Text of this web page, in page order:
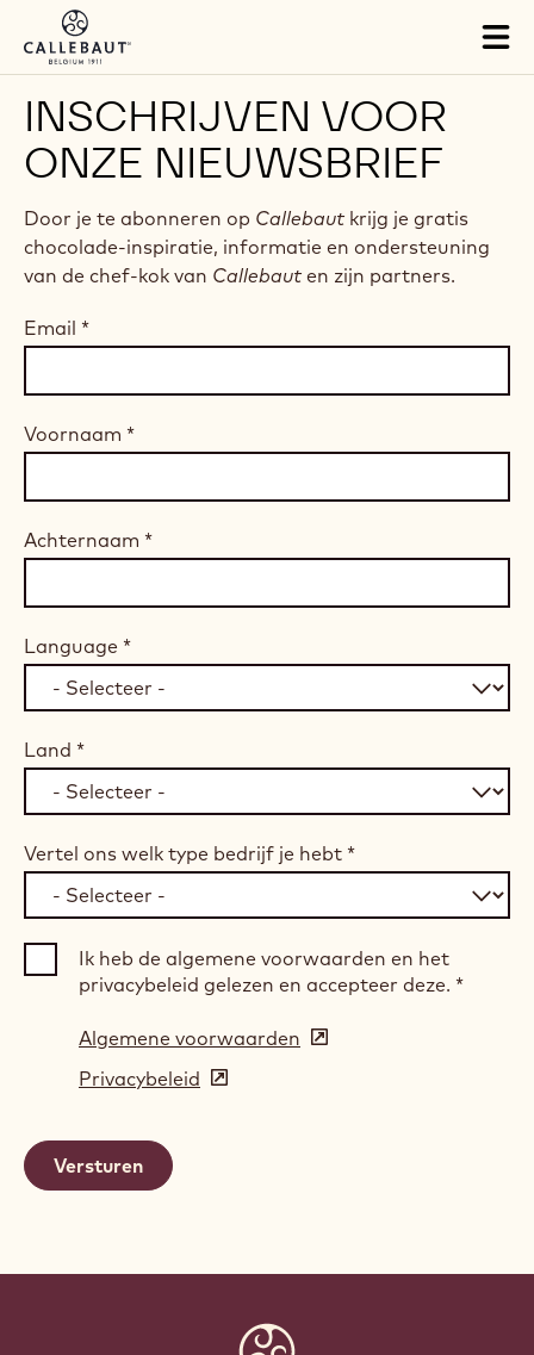
Skip to main content
INSCHRIJVEN VOOR
ONZE NIEUWSBRIEF
Door je te abonneren op Callebaut krijg je gratis
chocolade-inspiratie, informatie en ondersteuning
van de chef-kok van Callebaut en zijn partners.
Email *
Voornaam *
Achternaam *
Language *
Land *
Vertel ons welk type bedrijf je hebt *
Ik heb de algemene voorwaarden en het
privacybeleid gelezen en accepteer deze. *
Algemene voorwaarden (opens
Privacybeleid (opens